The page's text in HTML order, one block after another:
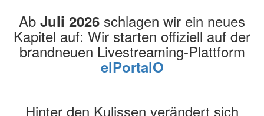
Ab Juli 2026 schlagen wir ein neues
Kapitel auf: Wir starten offiziell auf der
brandneuen Livestreaming-Plattform
elPortalO
Hinter den Kulissen verändert sich